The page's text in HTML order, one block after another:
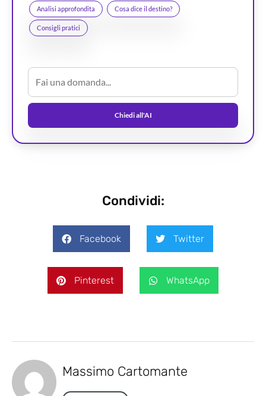
Analisi approfondita Cosa dice il destino?
Consigli pratici
Chiedi all'AI
Condividi:
Facebook Twitter
Pinterest WhatsApp
Massimo Cartomante